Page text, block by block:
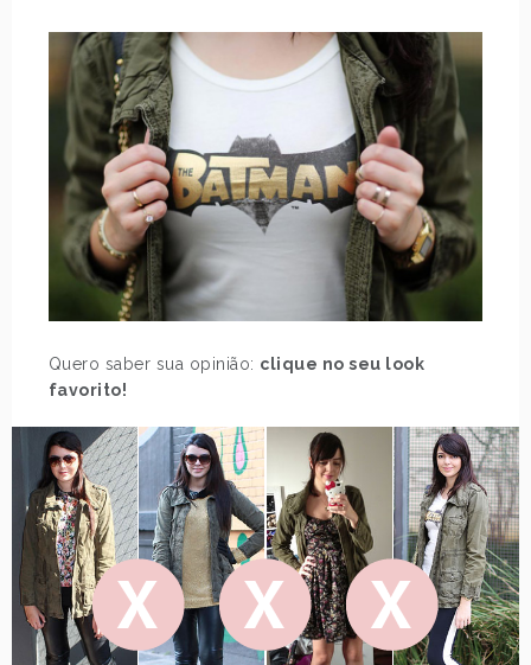
Quero saber sua opinião: clique no seu look
favorito!